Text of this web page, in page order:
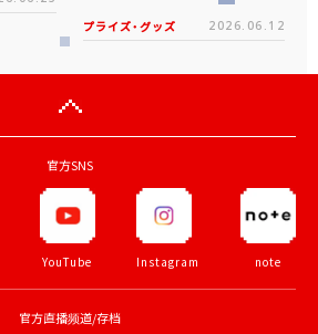
プライズ・グッズ 2026.06.12
官方SNS
YouTube Instagram note
官方直播频道/存档